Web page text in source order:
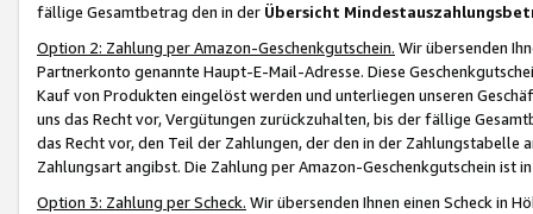
fällige Gesamtbetrag den in der Übersicht
Option 2: Zahlung per Amazon-Geschenkgutschein. Wir übersenden
Partnerkonto genannte Haupt-E-Mail-Adresse. Diese
Kauf von Produkten eingelöst werden und unterliegen unseren
uns das Recht vor, Vergütungen zurückzuhalten, bis der fällige
das Recht vor, den Teil der Zahlungen, der den in der
Zahlungsart angibst. Die Zahlung per Amazon-Geschenkgutschein ist
Option 3: Zahlung per Scheck. Wir übersenden Ihnen einen Scheck in